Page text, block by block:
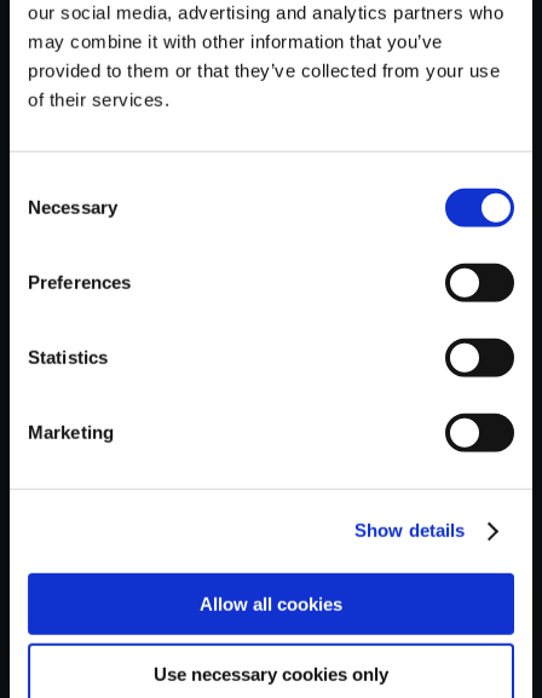
our social media, advertising and analytics partners who
may combine it with other information that you’ve
provided to them or that they’ve collected from your use
of their services.
Selection
Necessary
Preferences
Statistics
Marketing
Show details
Allow all cookies
Use necessary cookies only
【単曲】Street Fighter 6 Origin
al Soundtrack Bushin Ninjasta
r Cypher - Instrumental
おすすめ商品